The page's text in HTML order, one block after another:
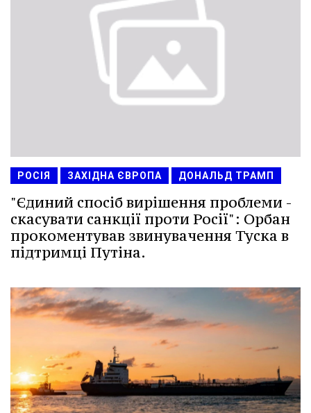
РОСІЯ ЗАХІДНА ЄВРОПА ДОНАЛЬД ТРАМП
"Єдиний спосіб вирішення проблеми -
скасувати санкції проти Росії": Орбан
прокоментував звинувачення Туска в
підтримці Путіна.